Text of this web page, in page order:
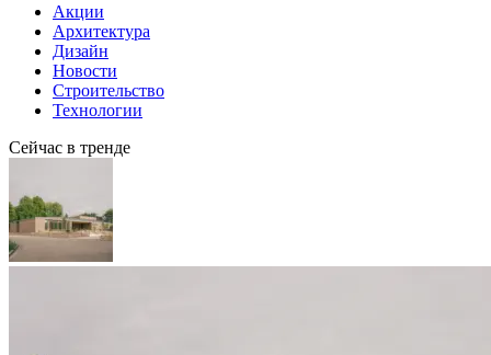
Акции
Архитектура
Дизайн
Новости
Строительство
Технологии
Сейчас в тренде